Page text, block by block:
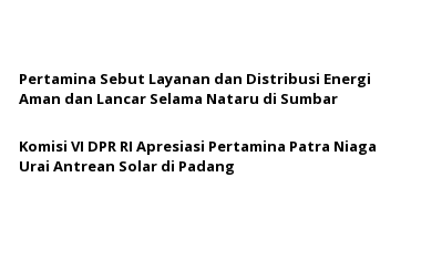
Pertamina Sebut Layanan dan Distribusi Energi
Aman dan Lancar Selama Nataru di Sumbar
Komisi VI DPR RI Apresiasi Pertamina Patra Niaga
Urai Antrean Solar di Padang